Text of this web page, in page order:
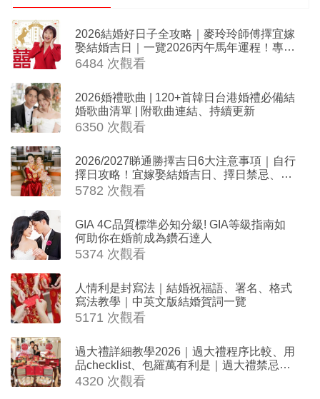
2026結婚好日子全攻略｜麥玲玲師傅擇宜嫁
娶結婚吉日｜一覽2026丙午馬年運程！專業
擇日結婚+避開沖煞生肖指南
6484 次觀看
2026婚禮歌曲 | 120+首韓日台港婚禮必備結
婚歌曲清單 | 附歌曲連結、持續更新
6350 次觀看
2026/2027睇通勝擇吉日6大注意事項｜自行
擇日攻略！宜嫁娶結婚吉日、擇日禁忌、相
沖生肖一覽
5782 次觀看
GIA 4C品質標準必知分級! GIA等級指南如
何助你在婚前成為鑽石達人
5374 次觀看
人情利是封寫法｜結婚祝福語、署名、格式
寫法教學｜中英文版結婚賀詞一覽
5171 次觀看
過大禮詳細教學2026｜過大禮程序比較、用
品checklist、包羅萬有利是｜過大禮禁忌及
吉祥說話
4320 次觀看